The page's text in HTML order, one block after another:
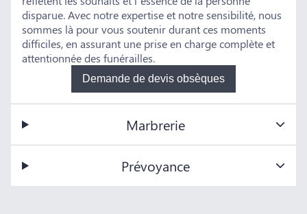
disparue. Avec notre expertise et notre sensibilité, nous
sommes là pour vous soutenir durant ces moments
difficiles, en assurant une prise en charge complète et
attentionnée des funérailles.
Demande de devis obsèques
Marbrerie
Prévoyance